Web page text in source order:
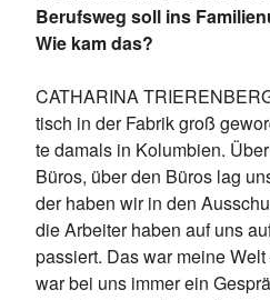
Berufsweg soll ins
Wie kam das?
CA­THA­RI­NA
tisch in der Fa­brik groß
te da­mals in Ko­lum­bi­en.
Bü­ros, über den Bü­ros lag
der ha­ben wir in den
die Ar­bei­ter ha­ben auf uns
pas­siert. Das war mei­ne
war bei uns im­mer ein